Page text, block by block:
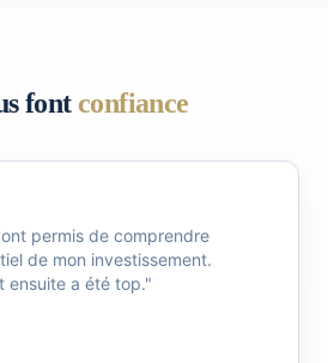
font confiance
permis de comprendre
de mon investissement.
ensuite a été top."